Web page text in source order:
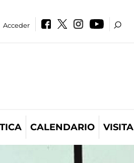
Acceder
CALENDARIO VISITA